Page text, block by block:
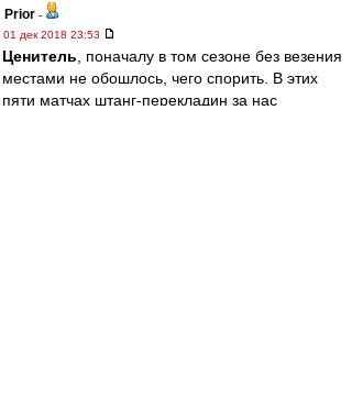
Prior -
01 дек 2018 23:53
Ценитель , поначалу в том сезоне без везения
местами не обошлось, чего спорить. В этих
пяти матчах штанг-перекладин за нас